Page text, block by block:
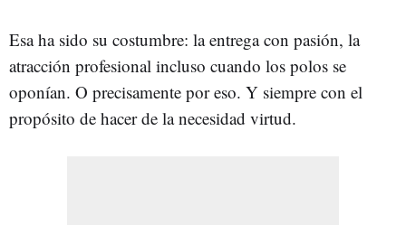
Esa ha sido su costumbre: la entrega con pasión, la
atracción profesional incluso cuando los polos se
oponían. O precisamente por eso. Y siempre con el
propósito de hacer de la necesidad virtud.